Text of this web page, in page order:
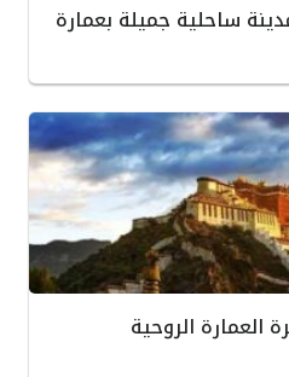
ساحلية جميلة بعمارة
العمارة الروحية